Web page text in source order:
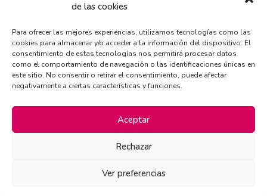
de las cookies
Para ofrecer las mejores experiencias, utilizamos tecnologías como las
cookies para almacenar y/o acceder a la información del dispositivo. El
consentimiento de estas tecnologías nos permitirá procesar datos
como el comportamiento de navegación o las identificaciones únicas en
este sitio. No consentir o retirar el consentimiento, puede afectar
negativamente a ciertas características y funciones.
Aceptar
Rechazar
Ver preferencias